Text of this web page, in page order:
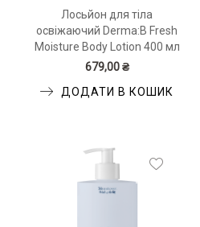
Лосьйон для тіла
освіжаючий Derma:B Fresh
Moisture Body Lotion 400 мл
679,00 ₴
ДОДАТИ В КОШИК